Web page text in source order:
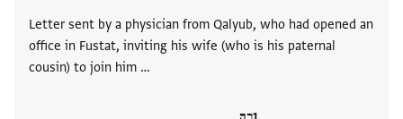
Letter sent by a physician from Qalyub, who had opened an
office in Fustat, inviting his wife (who is his paternal
cousin) to join him …